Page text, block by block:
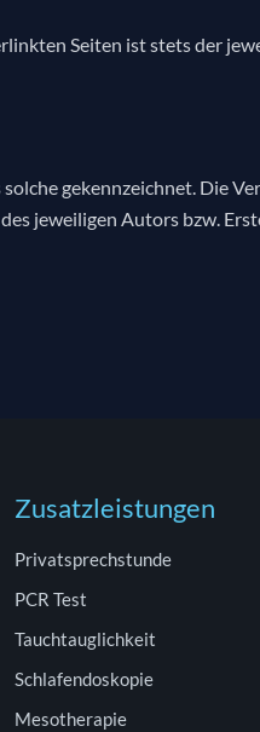
Seiten ist stets der
gekennzeichnet. Die
jeweiligen Autors bzw.
Zusatzleistungen
Privatsprechstunde
PCR Test
Tauchtauglichkeit
Schlafendoskopie
Mesotherapie